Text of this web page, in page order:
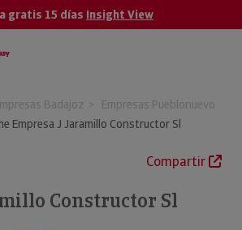
gratis 15 días Insight View
Badajoz
Empresas Pueblonuevo
Empresa J Jaramillo Constructor Sl
Compartir
Constructor Sl